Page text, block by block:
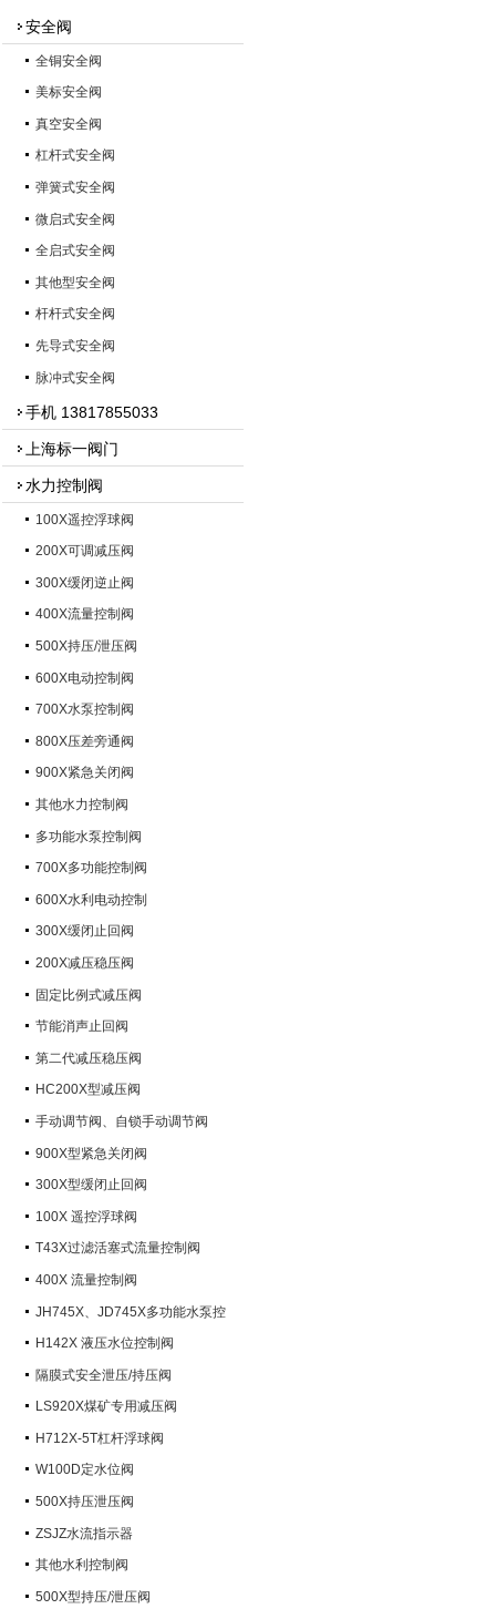
安全阀
全铜安全阀
美标安全阀
真空安全阀
杠杆式安全阀
弹簧式安全阀
微启式安全阀
全启式安全阀
其他型安全阀
杆杆式安全阀
先导式安全阀
脉冲式安全阀
手机 13817855033
上海标一阀门
水力控制阀
100X遥控浮球阀
200X可调减压阀
300X缓闭逆止阀
400X流量控制阀
500X持压/泄压阀
600X电动控制阀
700X水泵控制阀
800X压差旁通阀
900X紧急关闭阀
其他水力控制阀
多功能水泵控制阀
700X多功能控制阀
600X水利电动控制
300X缓闭止回阀
200X减压稳压阀
固定比例式减压阀
节能消声止回阀
第二代减压稳压阀
HC200X型减压阀
手动调节阀、自锁手动调节阀
900X型紧急关闭阀
300X型缓闭止回阀
100X 遥控浮球阀
T43X过滤活塞式流量控制阀
400X 流量控制阀
JH745X、JD745X多功能水泵控
制阀H142X 液压水位控制阀
隔膜式安全泄压/持压阀
LS920X煤矿专用减压阀
H712X-5T杠杆浮球阀
W100D定水位阀
500X持压泄压阀
ZSJZ水流指示器
其他水利控制阀
500X型持压/泄压阀